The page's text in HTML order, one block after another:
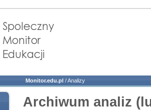
Monitor
Monitor.edu.pl /Analizy
Archiwum analiz